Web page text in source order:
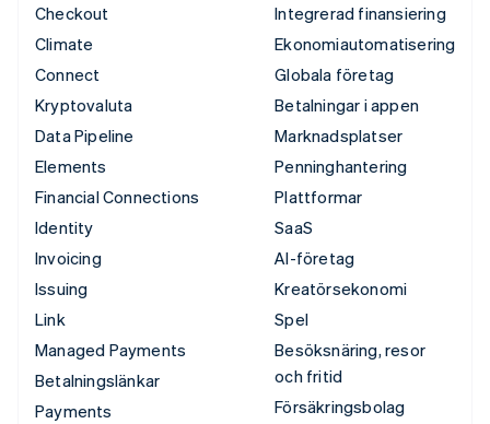
Checkout
Climate
Connect
Kryptovaluta
Data Pipeline
Elements
Financial Connections
Identity
Invoicing
Issuing
Link
Managed Payments
Betalningslänkar
Payments
Integrerad finansiering
Ekonomiautomatisering
Globala företag
Betalningar i appen
Marknadsplatser
Penninghantering
Plattformar
SaaS
AI-företag
Kreatörsekonomi
Spel
Besöksnäring, resor
och fritid
Försäkringsbolag